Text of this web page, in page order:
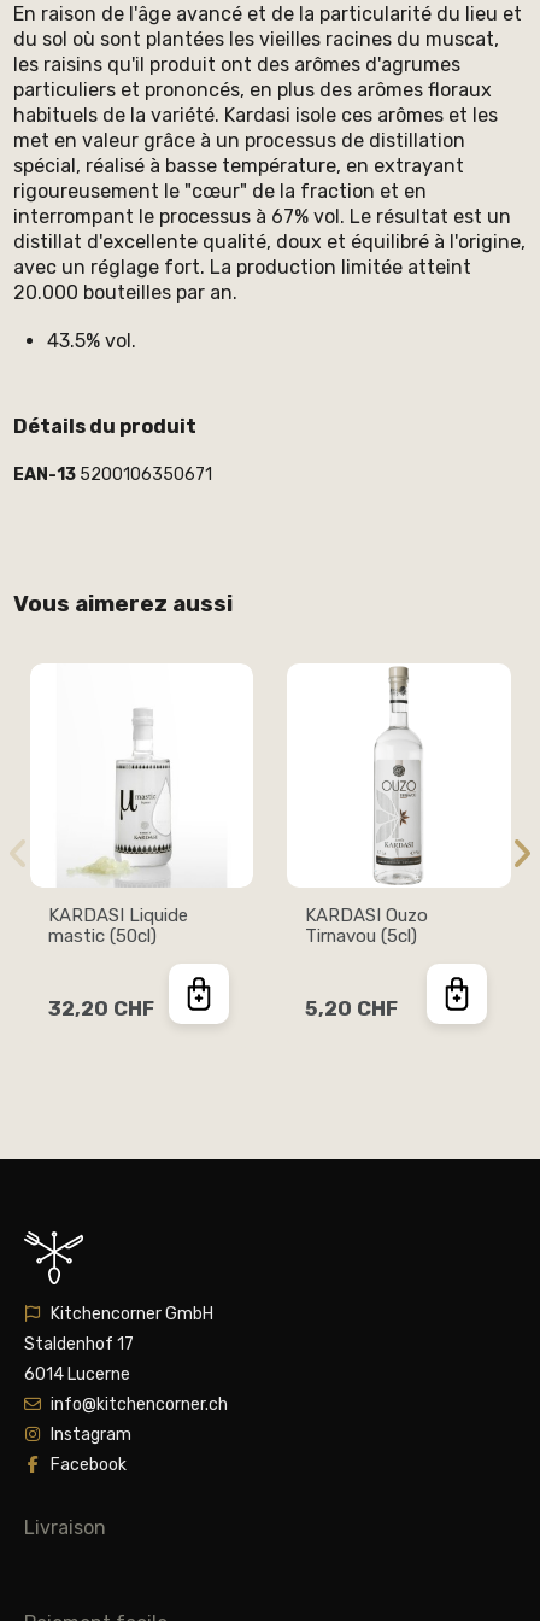
En raison de l'âge avancé et de la particularité du lieu et
du sol où sont plantées les vieilles racines du muscat,
les raisins qu'il produit ont des arômes d'agrumes
particuliers et prononcés, en plus des arômes floraux
habituels de la variété. Kardasi isole ces arômes et les
met en valeur grâce à un processus de distillation
spécial, réalisé à basse température, en extrayant
rigoureusement le "cœur" de la fraction et en
interrompant le processus à 67% vol. Le résultat est un
distillat d'excellente qualité, doux et équilibré à l'origine,
avec un réglage fort. La production limitée atteint
20.000 bouteilles par an.
43.5% vol.
Détails du produit
EAN-13 5200106350671
Vous aimerez aussi
KARDASI Liquide
mastic (50cl)
32,20 CHF
KARDASI Ouzo
Tirnavou (5cl)
5,20 CHF
Kitchencorner GmbH
Staldenhof 17
6014 Lucerne
info@kitchencorner.ch
Instagram
Facebook
Livraison